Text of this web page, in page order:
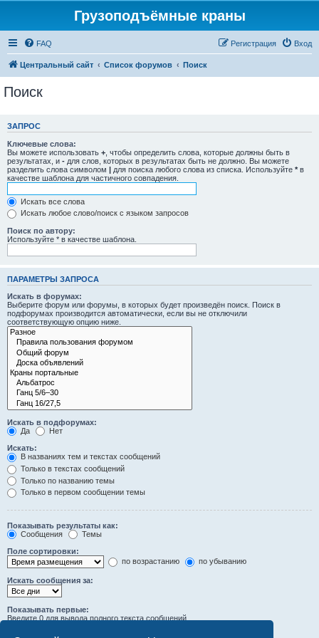
Грузоподъёмные краны
FAQ Вход
Регистрация
Центральный сайт Список форумов Поиск
Поиск
ЗАПРОС
Ключевые слова:
Вы можете использовать + , чтобы определить слова, которые должны быть в
результатах, и - для слов, которых в результатах быть не должно. Вы можете
разделить слова символом | для поиска любого слова из списка. Используйте * в
качестве шаблона для частичного совпадения.
Искать все слова
Искать любое слово/поиск с языком запросов
Поиск по автору:
Используйте * в качестве шаблона.
ПАРАМЕТРЫ ЗАПРОСА
Искать в форумах:
Выберите форум или форумы, в которых будет произведён поиск. Поиск в
подфорумах производится автоматически, если вы не отключили
соответствующую опцию ниже.
Искать в подфорумах:
Да
Нет
Искать:
В названиях тем и текстах сообщений
Только в текстах сообщений
Только по названию темы
Только в первом сообщении темы
Показывать результаты как:
Сообщения
Темы
Поле сортировки:
по возрастанию
по убыванию
Искать сообщения за:
Показывать первые:
Введите 0 для вывода полного текста сообщений.